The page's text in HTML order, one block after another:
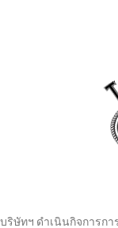
บริษัทฯ ดำเนินกิจการก